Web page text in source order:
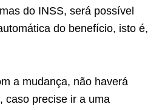
do INSS, será possível
do benefício, isto é,
a mudança, não haverá
caso precise ir a uma